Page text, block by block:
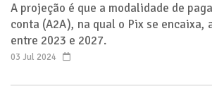
A projeção é que a modalidade de
conta (A2A), na qual o Pix se encaixa,
entre 2023 e 2027.
03 Jul 2024